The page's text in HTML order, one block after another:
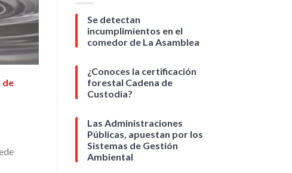
de
Se detectan
incumplimientos en el
comedor de La Asamblea
¿Conoces la certificación
forestal Cadena de
Custodia?
Las Administraciones
Públicas, apuestan por los
Sistemas de Gestión
Ambiental